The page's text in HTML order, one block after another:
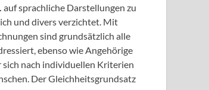
auf sprachliche Darstellungen zu
und divers verzichtet. Mit
sind grundsätzlich alle
ebenso wie Angehörige
sich nach individuellen Kriterien
Der Gleichheitsgrundsatz